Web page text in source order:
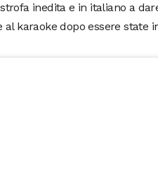
inedita e in italiano a
karaoke dopo essere state